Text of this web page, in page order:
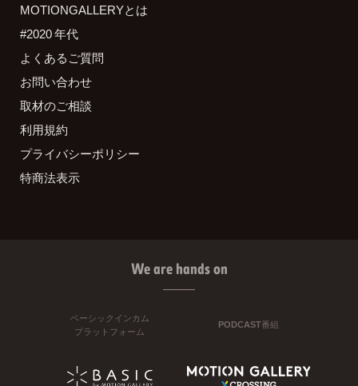
MOTIONGALLERYとは
#2020 年代
よくあるご質問
お問い合わせ
取材のご相談
利用規約
プライバシーポリシー
特商法表示
We are hands on
ベーシックインカム
プラットフォーム
PODCAST番組